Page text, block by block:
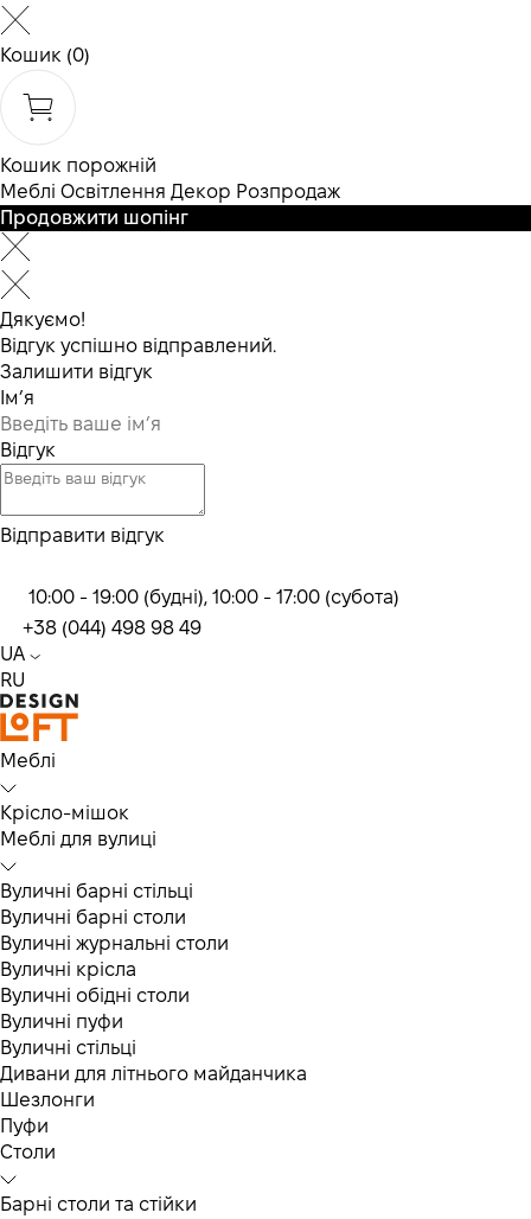
Кошик (0)
Кошик порожній
Меблі Освітлення Декор Розпродаж
Продовжити шопінг
Дякуємо!
Відгук успішно відправлений.
Залишити відгук
Ім’я
Відгук
Відправити відгук
10:00 - 19:00 (будні), 10:00 - 17:00 (субота)
+38 (044) 498 98 49
UA
RU
Меблі
Крісло-мішок
Меблі для вулиці
Вуличні барні стільці
Вуличні барні столи
Вуличні журнальні столи
Вуличні крісла
Вуличні обідні столи
Вуличні пуфи
Вуличні стільці
Дивани для літнього майданчика
Шезлонги
Пуфи
Столи
Барні столи та стійки